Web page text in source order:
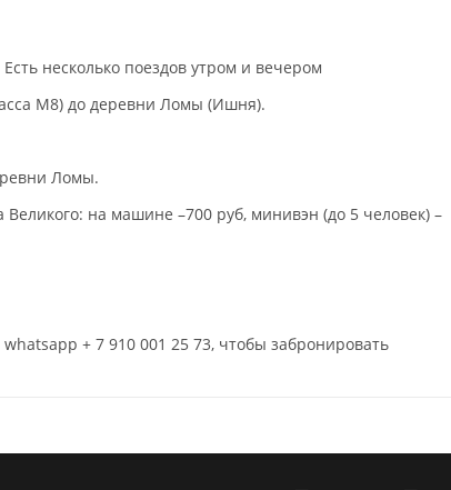
несколько поездов утром и вечером
М8) до деревни Ломы (Ишня).
Ломы.
Великого: на машине –700 руб, минивэн (до 5 человек) –
+ 7 910 001 25 73, чтобы забронировать